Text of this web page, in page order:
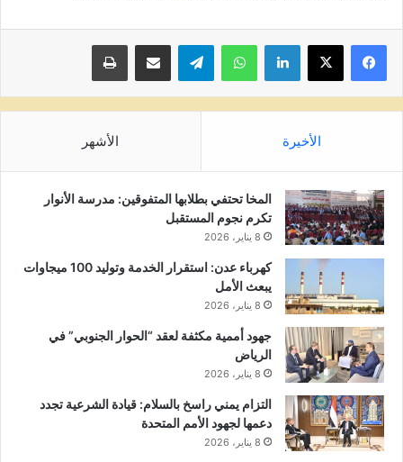
لينكدإن واتساب تيلقرام مشاركة عبر البريد طباعة
الأخيرة الأشهر
المخا تحتفي بطلابها المتفوقين: مدرسة الأنوار
تكرم نجوم المستقبل
8 يناير، 2026
كهرباء عدن: استقرار الخدمة وتوليد 100 ميجاوات
يبعث الأمل
8 يناير، 2026
جهود أممية مكثفة لعقد “الحوار الجنوبي” في
الرياض
8 يناير، 2026
التزام يمني راسخ بالسلام: قيادة الشرعية تجدد
دعمها لجهود الأمم المتحدة
8 يناير، 2026